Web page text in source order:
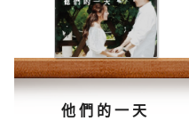
他 們 的 一 天